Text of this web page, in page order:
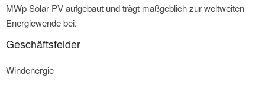
MWp Solar PV aufgebaut und trägt maßgeblich zur weltweiten
Energiewende bei.
Geschäftsfelder
Windenergie